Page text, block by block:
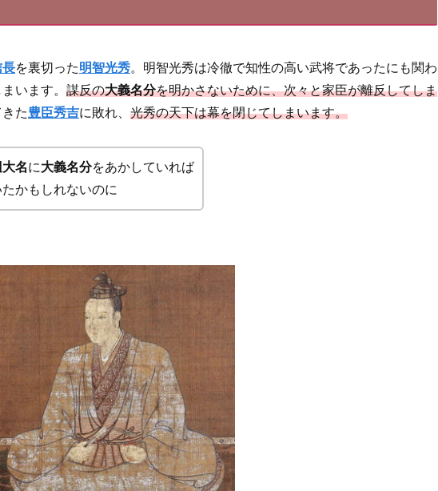
長を裏切った明智光秀。明智光秀は冷徹で知性の高い武将であったにも関わ
います。 謀反の大義名分を明かさないために、次々と家臣が離反してしま
た豊臣秀吉に敗れ、 光秀の天下は幕を閉じてしまいます。
名に大義名分をあかしていれば
かもしれないのに